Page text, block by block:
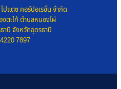
ปแตซ คอร์ปอเรชั่น จำกัด
ตะไก้ ตำบลหนองไผ่
านี จังหวัดอุดรธานี
7897